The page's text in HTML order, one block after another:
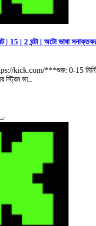
| 15 | 2 ঘন্টা | অটো ভাষা
kick.com/***শুরু: 0-15
স্ট্রিম ভা..